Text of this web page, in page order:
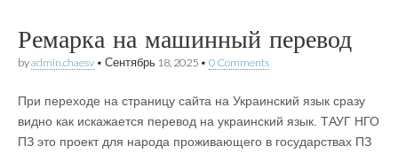
Ремарка на машинный перевод
byadmin.chaesv • Сентябрь 18, 2025 • 0 Comments
При переходе на страницу сайта на Украинский язык сразу
видно как искажается перевод на украинский язык. ТАУГ НГО
ПЗ это проект для народа проживающего в государствах ПЗ